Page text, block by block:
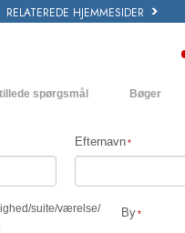
RELATEREDE HJEMMESIDER
spørgsmål Bøger
Efternavn
/suite/værelse/
By